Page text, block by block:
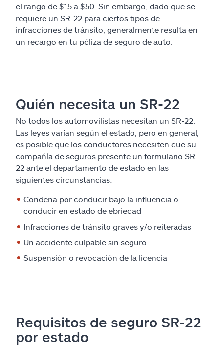
el rango de $15 a $50. Sin embargo, dado que se
requiere un SR-22 para ciertos tipos de
infracciones de tránsito, generalmente resulta en
un recargo en tu póliza de seguro de auto.
Quién necesita un SR-22
No todos los automovilistas necesitan un SR-22.
Las leyes varían según el estado, pero en general,
es posible que los conductores necesiten que su
compañía de seguros presente un formulario SR-
22 ante el departamento de estado en las
siguientes circunstancias:
Condena por conducir bajo la influencia o
conducir en estado de ebriedad
Infracciones de tránsito graves y/o reiteradas
Un accidente culpable sin seguro
Suspensión o revocación de la licencia
Requisitos de seguro SR-22
por estado